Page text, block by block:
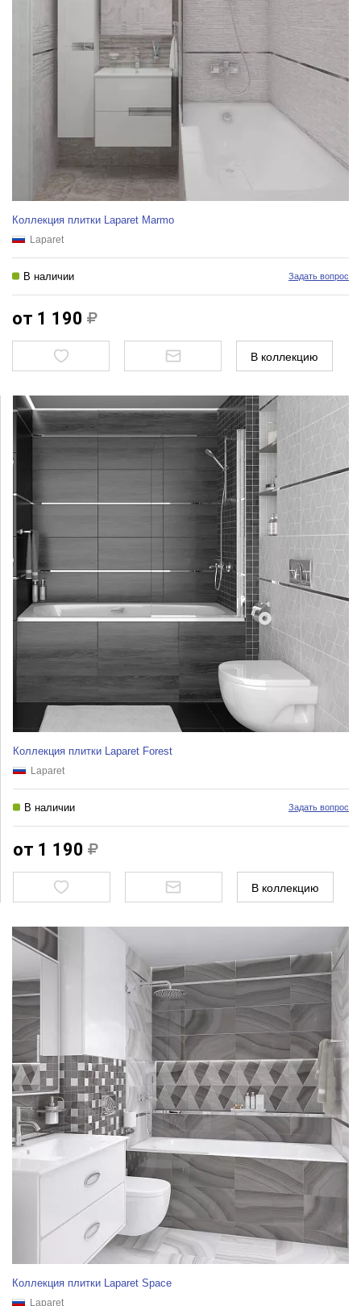
Коллекция плитки Laparet Marmo
Laparet
В наличии Задать вопрос
от 1 190
В коллекцию
Коллекция плитки Laparet Forest
Laparet
В наличии Задать вопрос
от 1 190
В коллекцию
Коллекция плитки Laparet Space
Laparet